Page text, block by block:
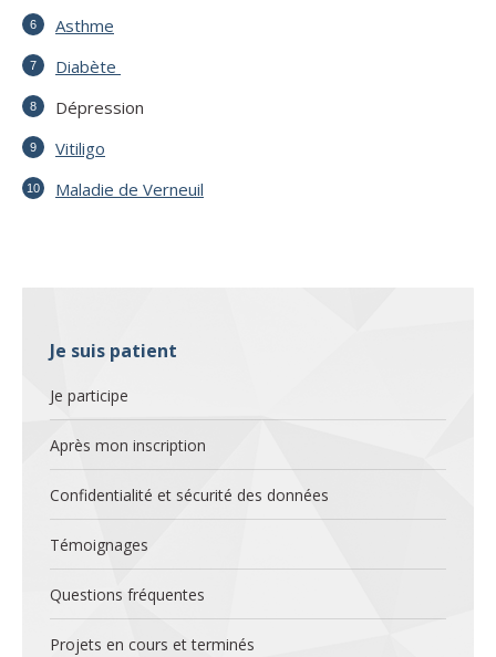
Asthme
Diabète
Dépression
Vitiligo
Maladie de Verneuil
Je suis patient
Je participe
Après mon inscription
Confidentialité et sécurité des données
Témoignages
Questions fréquentes
Projets en cours et terminés